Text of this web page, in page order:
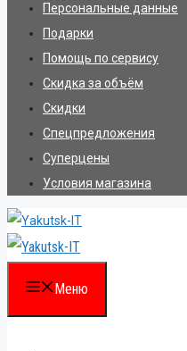
Персональные данные
Подарки
Помощь по сервису
Скидка за объём
Скидки
Спецпредложения
Суперцены
Условия магазина
Меню